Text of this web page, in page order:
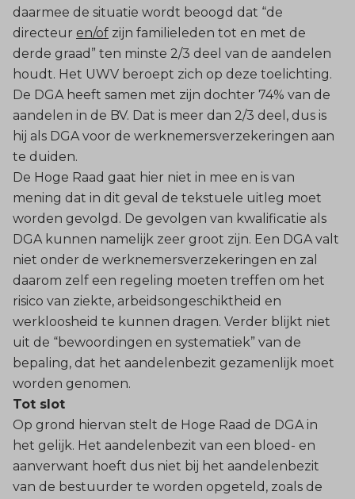
daarmee de situatie wordt beoogd dat “de
directeur en/of zijn familieleden tot en met de
derde graad” ten minste 2/3 deel van de aandelen
houdt. Het UWV beroept zich op deze toelichting.
De DGA heeft samen met zijn dochter 74% van de
aandelen in de BV. Dat is meer dan 2/3 deel, dus is
hij als DGA voor de werknemersverzekeringen aan
te duiden.
De Hoge Raad gaat hier niet in mee en is van
mening dat in dit geval de tekstuele uitleg moet
worden gevolgd. De gevolgen van kwalificatie als
DGA kunnen namelijk zeer groot zijn. Een DGA valt
niet onder de werknemersverzekeringen en zal
daarom zelf een regeling moeten treffen om het
risico van ziekte, arbeidsongeschiktheid en
werkloosheid te kunnen dragen. Verder blijkt niet
uit de “bewoordingen en systematiek” van de
bepaling, dat het aandelenbezit gezamenlijk moet
worden genomen.
Tot slot
Op grond hiervan stelt de Hoge Raad de DGA in
het gelijk. Het aandelenbezit van een bloed- en
aanverwant hoeft dus niet bij het aandelenbezit
van de bestuurder te worden opgeteld, zoals de